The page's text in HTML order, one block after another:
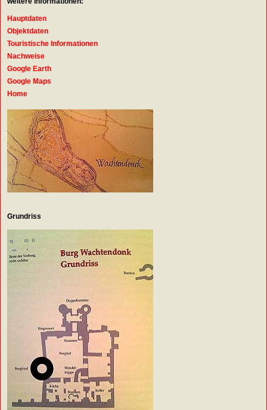
Hauptdaten
Objektdaten
Touristische Informationen
Nachweise
Google Earth
Google Maps
Home
Grundriss